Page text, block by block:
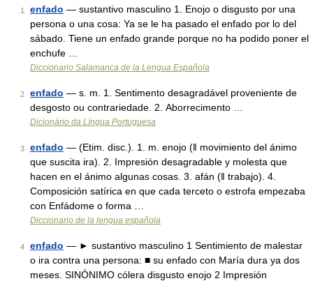
1 enfado — sustantivo masculino 1. Enojo o disgusto por una
persona o una cosa: Ya se le ha pasado el enfado por lo del
sábado. Tiene un enfado grande porque no ha podido poner el
enchufe …
Diccionario Salamanca de la Lengua Española
2 enfado — s. m. 1. Sentimento desagradável proveniente de
desgosto ou contrariedade. 2. Aborrecimento …
Dicionário da Língua Portuguesa
3 enfado — (Etim. disc.). 1. m. enojo (ǁ movimiento del ánimo
que suscita ira). 2. Impresión desagradable y molesta que
hacen en el ánimo algunas cosas. 3. afán (ǁ trabajo). 4.
Composición satírica en que cada terceto o estrofa empezaba
con Enfádome o forma …
Diccionario de la lengua española
4 enfado — ► sustantivo masculino 1 Sentimiento de malestar
o ira contra una persona: ■ su enfado con María dura ya dos
meses. SINÓNIMO cólera disgusto enojo 2 Impresión